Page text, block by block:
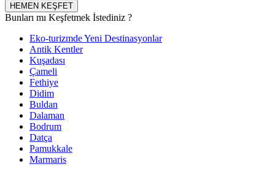
HEMEN KEŞFET
Bunları mı Keşfetmek İstediniz ?
Eko-turizmde Yeni Destinasyonlar
Antik Kentler
Kuşadası
Çameli
Fethiye
Didim
Buldan
Dalaman
Bodrum
Datça
Pamukkale
Marmaris